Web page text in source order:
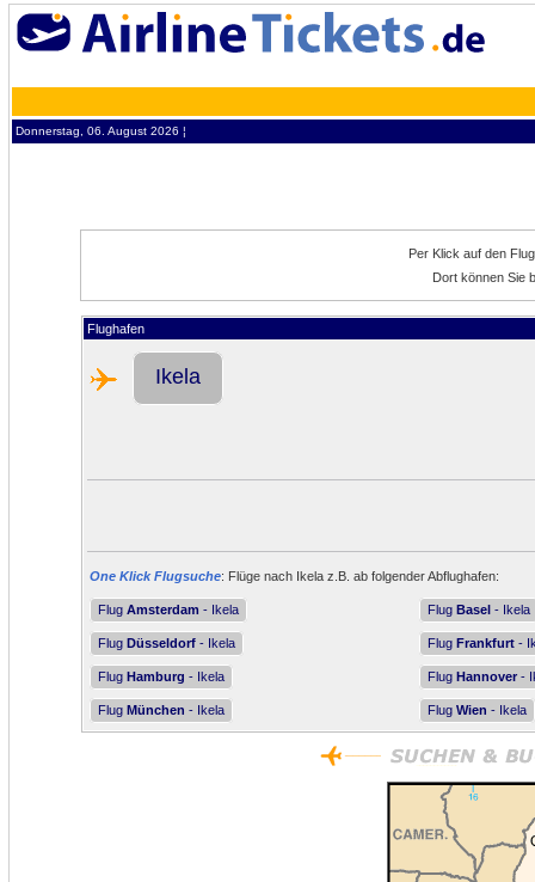
Donnerstag, 06. August 2026 ¦
Per Klick auf den
Dort können Sie
Flughafen
Ikela
One Klick Flugsuche: Flüge nach Ikela z.B. ab folgender Abflughafen:
Flug Amsterdam - Ikela Flug Basel - Ikela
Flug Düsseldorf - Ikela Flug Frankfurt -
Flug Hamburg - Ikela Flug Hannover -
Flug München - Ikela Flug Wien - Ikela